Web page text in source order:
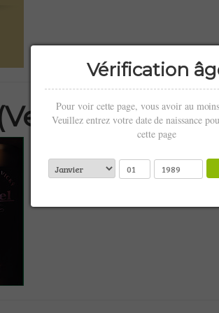
Kozel en tchèque signifie «
signifie « de la ville de
Vérification
Pour voir cette page, vous avoir au
Veuillez entrez votre date de naissance
cette page